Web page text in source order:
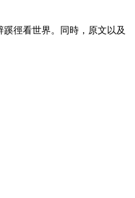
徑看世界。同時，原文以及